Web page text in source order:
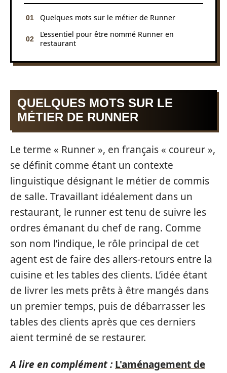
Quelques mots sur le métier de Runner
L’essentiel pour être nommé Runner en
restaurant
QUELQUES MOTS SUR LE
MÉTIER DE RUNNER
Le terme « Runner », en français « coureur »,
se définit comme étant un contexte
linguistique désignant le métier de commis
de salle. Travaillant idéalement dans un
restaurant, le runner est tenu de suivre les
ordres émanant du chef de rang. Comme
son nom l’indique, le rôle principal de cet
agent est de faire des allers-retours entre la
cuisine et les tables des clients. L’idée étant
de livrer les mets prêts à être mangés dans
un premier temps, puis de débarrasser les
tables des clients après que ces derniers
aient terminé de se restaurer.
A lire en complément : L'aménagement de